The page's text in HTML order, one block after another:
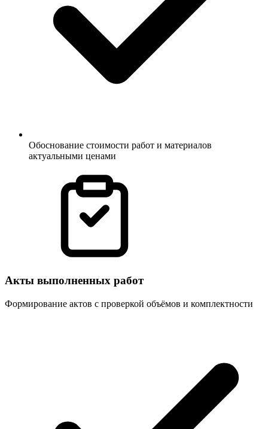
Обоснование стоимости работ и материалов
актуальными ценами
Акты выполненных работ
Формирование актов с проверкой объёмов и комплектности